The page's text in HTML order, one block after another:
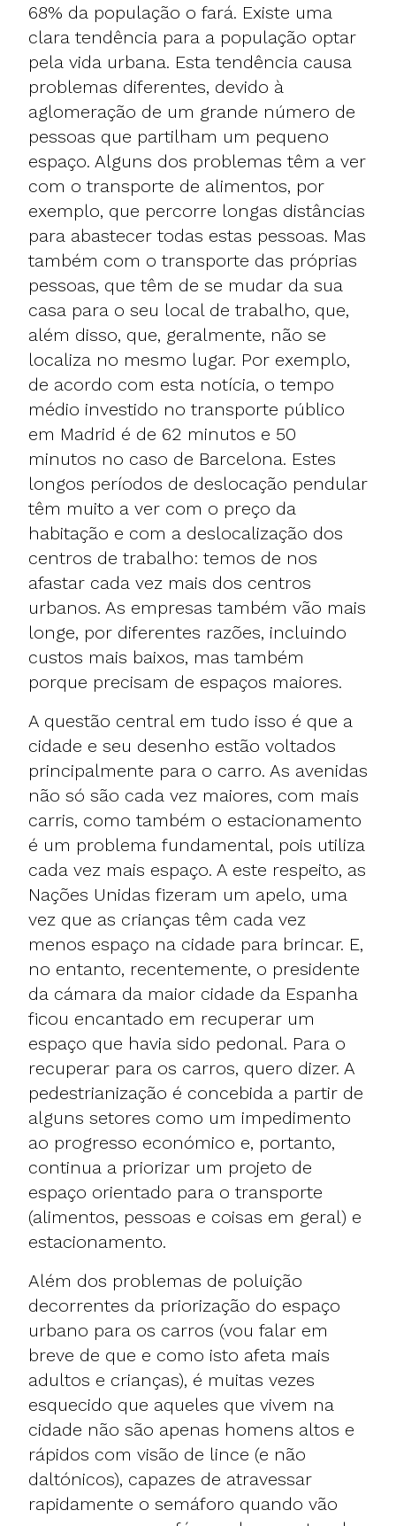
68% da população o fará. Existe uma
clara tendência para a população optar
pela vida urbana. Esta tendência causa
problemas diferentes, devido à
aglomeração de um grande número de
pessoas que partilham um pequeno
espaço. Alguns dos problemas têm a ver
com o transporte de alimentos, por
exemplo, que percorre longas distâncias
para abastecer todas estas pessoas. Mas
também com o transporte das próprias
pessoas, que têm de se mudar da sua
casa para o seu local de trabalho, que,
além disso, que, geralmente, não se
localiza no mesmo lugar. Por exemplo,
de acordo com esta notícia, o tempo
médio investido no transporte público
em Madrid é de 62 minutos e 50
minutos no caso de Barcelona. Estes
longos períodos de deslocação pendular
têm muito a ver com o preço da
habitação e com a deslocalização dos
centros de trabalho: temos de nos
afastar cada vez mais dos centros
urbanos. As empresas também vão mais
longe, por diferentes razões, incluindo
custos mais baixos, mas também
porque precisam de espaços maiores.
A questão central em tudo isso é que a
cidade e seu desenho estão voltados
principalmente para o carro. As avenidas
não só são cada vez maiores, com mais
carris, como também o estacionamento
é um problema fundamental, pois utiliza
cada vez mais espaço. A este respeito, as
Nações Unidas fizeram um apelo, uma
vez que as crianças têm cada vez
menos espaço na cidade para brincar. E,
no entanto, recentemente, o presidente
da cámara da maior cidade da Espanha
ficou encantado em recuperar um
espaço que havia sido pedonal. Para o
recuperar para os carros, quero dizer. A
pedestrianização é concebida a partir de
alguns setores como um impedimento
ao progresso económico e, portanto,
continua a priorizar um projeto de
espaço orientado para o transporte
(alimentos, pessoas e coisas em geral) e
estacionamento.
Além dos problemas de poluição
decorrentes da priorização do espaço
urbano para os carros (vou falar em
breve de que e como isto afeta mais
adultos e crianças), é muitas vezes
esquecido que aqueles que vivem na
cidade não são apenas homens altos e
rápidos com visão de lince (e não
daltónicos), capazes de atravessar
rapidamente o semáforo quando vão